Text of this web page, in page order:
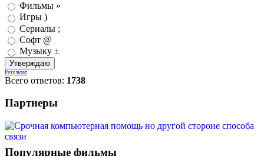
Фильмы »
Игры )
Сериалы ;
Софт @
Музыку ±
Результат
Всего ответов: 1738
Партнеры
Популярные фильмы